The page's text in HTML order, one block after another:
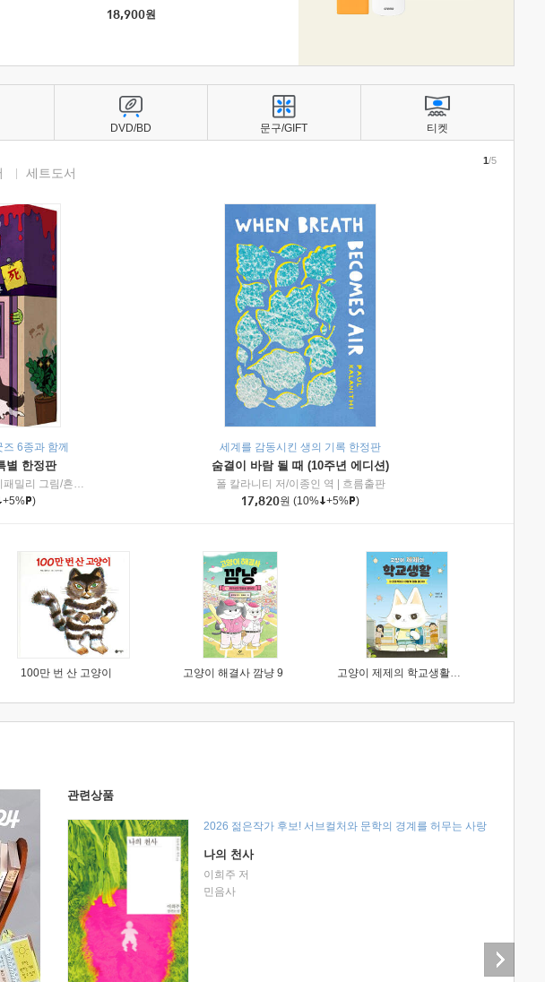
18,900원
세트도서
6종과 함께
별 한정판
흔한남매 원저/이종혁 글/도니패밀리 그림/흔한컴퍼니 감수
미래엔아이세움
+5% )
세계를 감동시킨 생의 기록 한정판
숨결이 바람 될 때 (10주년 에디션)
폴 칼라니티 저/이종인 역
흐름출판
17,820원 (10% +5% )
1/5
100만 번 산 고양이 고양이 해결사 깜냥 9 고양이 제제의 학교생활 1 : 초등학생이 이렇게 힘들 줄이야
DVD/BD 문구/GIFT 티켓
관련상품
2026 젊은작가 후보! 서브컬처와 문학의 경계를 허무는 사랑
나의 천사
이희주 저
민음사